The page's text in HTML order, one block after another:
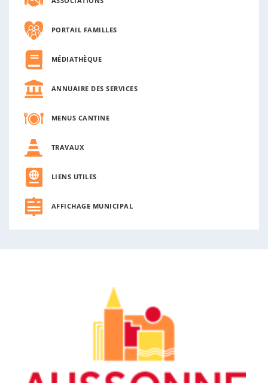
PORTAIL FAMILLES
MÉDIATHÈQUE
ANNUAIRE DES SERVICES
MENUS CANTINE
TRAVAUX
LIENS UTILES
AFFICHAGE MUNICIPAL